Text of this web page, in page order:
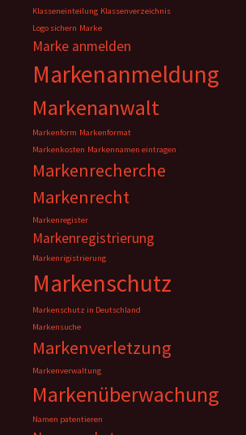
Klasseneinteilung Klassenverzeichnis
Logo sichern Marke
Marke anmelden
Markenanmeldung
Markenanwalt
Markenform Markenformat
Markenkosten Markennamen eintragen
Markenrecherche
Markenrecht
Markenregister
Markenregistrierung
Markenrigistrierung
Markenschutz
Markenschutz in Deutschland
Markensuche
Markenverletzung
Markenverwaltung
Markenüberwachung
Namen patentieren